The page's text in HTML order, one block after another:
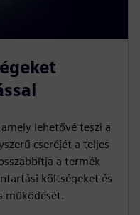
lehetővé teszi a
cseréjét a teljes
a termék
költségeket és
működését.